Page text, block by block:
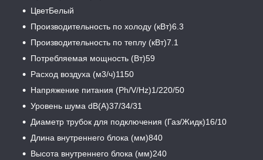
ЦветБелый
Производительность по холоду (кВт)6.3
Производительность по теплу (кВт)7.1
Потребляемая мощность (Вт)59
Расход воздуха (м3/ч)1150
Напряжение питания (Ph/V/Hz)1/220/50
Уровень шума dB(A)37/34/31
Диаметр трубок для подключения (Газ/Жидк)16/10
Длина внутреннего блока (мм)840
Высота внутреннего блока (мм)240